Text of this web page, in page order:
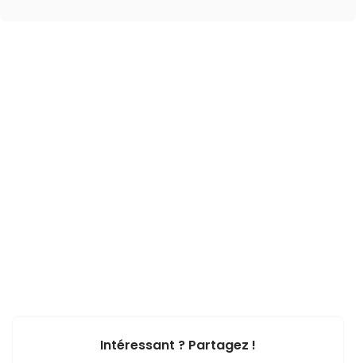
Intéressant ? Partagez !